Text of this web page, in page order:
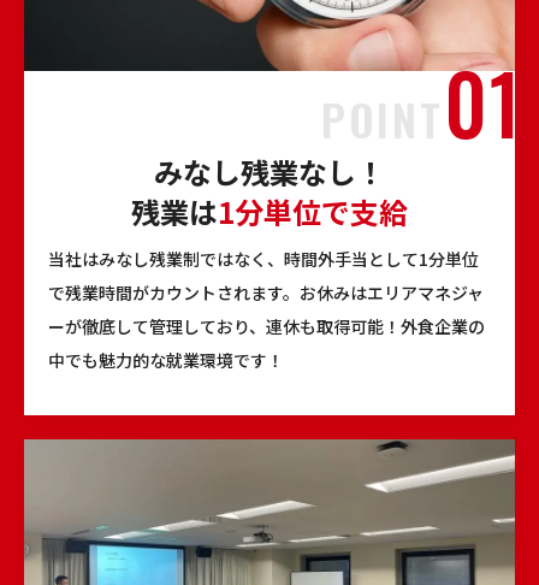
POINT
みなし残業なし！
残業は1分単位で支給
当社はみなし残業制ではなく、時間外手当として1分単位
で残業時間がカウントされます。お休みはエリアマネジャ
ーが徹底して管理しており、連休も取得可能！外食企業の
中でも魅力的な就業環境です！